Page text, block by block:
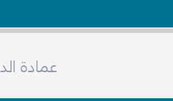
عمادة